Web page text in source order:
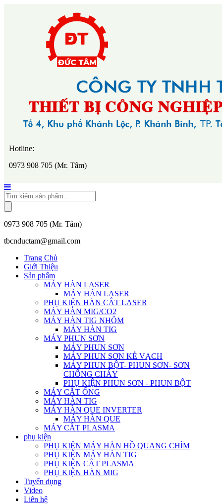
Hotline:
0973 908 705 (Mr. Tâm)
0973 908 705 (Mr. Tâm)
tbcnductam@gmail.com
Trang Chủ
Giới Thiệu
Sản phẩm
MÁY HÀN LASER
MÁY HÀN LASER
PHỤ KIỆN HÀN CẮT LASER
MÁY HÀN MIG/CO2
MÁY HÀN TIG NHÔM
MÁY HÀN TIG
MÁY PHUN SƠN
MÁY PHUN SƠN
MÁY PHUN SƠN KẺ VẠCH
MÁY PHUN BỘT- PHUN SƠN- SƠN
CHỐNG CHÁY
PHỤ KIỆN PHUN SƠN - PHUN BỘT
MÁY CẮT ỐNG
MÁY HÀN TIG
MÁY HÀN QUE INVERTER
MÁY HÀN QUE
MÁY CẮT PLASMA
phụ kiện
PHỤ KIỆN MÁY HÀN HỒ QUANG CHÌM
PHỤ KIỆN MÁY HÀN TIG
PHỤ KIỆN CẮT PLASMA
PHỤ KIỆN HÀN MIG
Tuyển dụng
Video
Liên hệ